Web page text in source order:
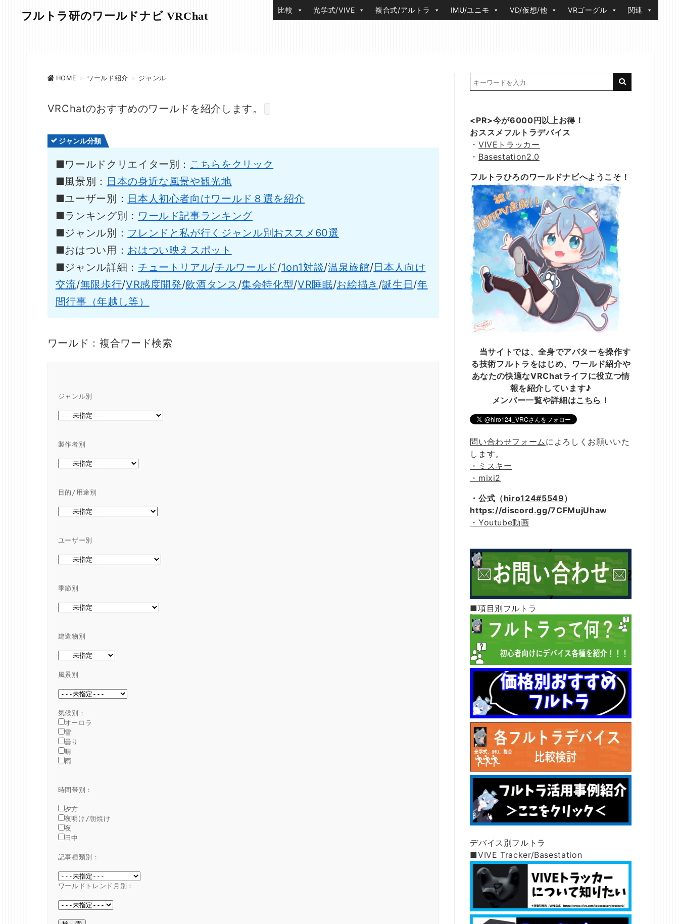
フルトラ研のワールドナビ VRChat 比較 光学式/VIVE 複合式/アルトラ IMU/ユニモ VD/仮想/他 VRゴーグル 関連
HOME > ワールド紹介 > ジャンル
VRChatのおすすめのワールドを紹介します。
ジャンル分類
■ワールドクリエイター別： こちらをクリック
■風景別： 日本の身近な風景や観光地
■ユーザー別： 日本人初心者向けワールド８選を紹介
■ランキング別： ワールド記事ランキング
■ジャンル別： フレンドと私が行くジャンル別おススメ60選
■おはつい用： おはつい映えスポット
■ジャンル詳細： チュートリアル/チルワールド/1on1対談/温泉旅館/日本人向け
交流/無限歩行/VR感度開発/飲酒タンス /集会特化型/VR睡眠/お絵描き /誕生日/年
間行事（年越し等）
ワールド：複合ワード検索
ジャンル別
製作者別
目的/用途別
ユーザー別
季節別
建造物別
風景別
オーロラ
雪
曇り
晴
雨
時間帯別：
夕方
夜明け/朝焼け
夜
日中
記事種類別：
ワールドトレンド月別：
<PR>今が6000円以上お得！
おススメフルトラデバイス
・ VIVEトラッカー
・ Basestation2.0
フルトラひろのワールドナビへようこそ！
当サイトでは、全身でアバターを操作す
る技術フルトラをはじめ、ワールド紹介や
あなたの快適なVRChatライフに役立つ情
報を紹介しています♪
メンバー一覧や詳細はこちら ！
問い合わせフォームによろしくお願いいた
します。
・ミスキー
・mixi2
・公式（hiro124#5549）
https://discord.gg/7CFMujUhaw
・Youtube動画
■項目別フルトラ
デバイス別フルトラ
■VIVE Tracker/Basestation